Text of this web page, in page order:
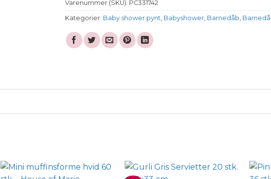
Varenummer (SKU): PC331742
Kategorier: Baby shower pynt Babyshower Barnedåb